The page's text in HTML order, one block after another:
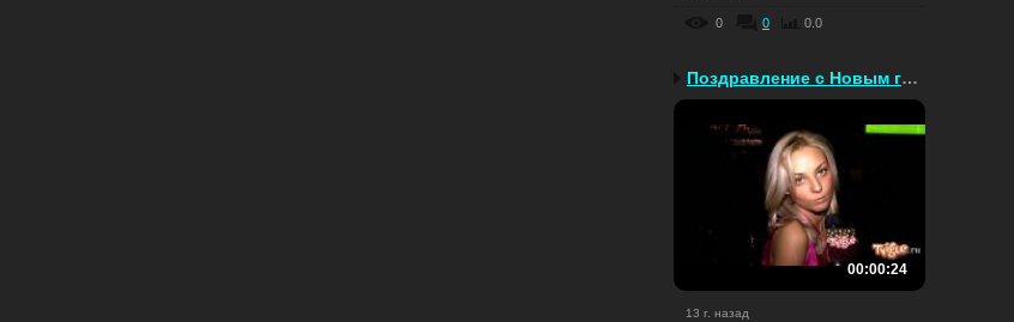
0 0 0.0
Поздравление с Новым го...
00:00:24
13 г. назад